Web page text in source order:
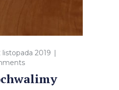
listopada 2019